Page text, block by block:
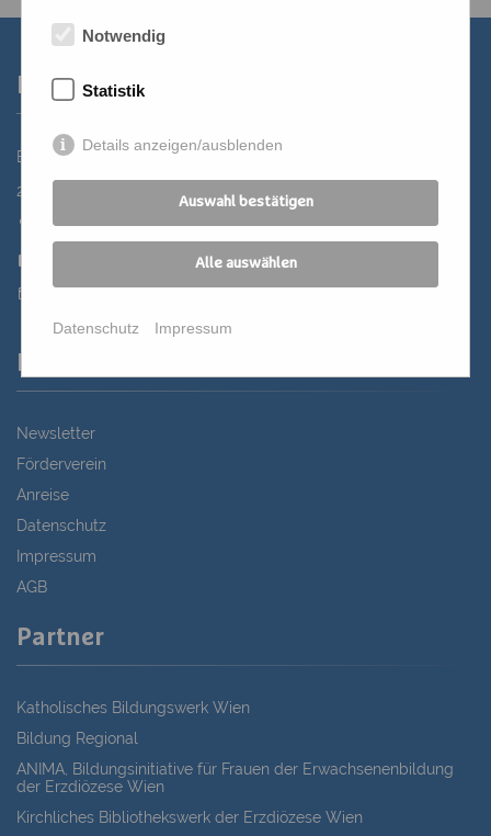
Kontakt
Bildungszentrum St. Bernhard der Erzdiözese Wien
2700 Wiener Neustadt, Domplatz 1
02622 29131
st.bernhard@edw.or.at
Newsletter
Förderverein
Anreise
Datenschutz
Impressum
AGB
Partner
Katholisches Bildungswerk Wien
Bildung Regional
ANIMA, Bildungsinitiative für Frauen der Erwachsenenbildung
der Erzdiözese Wien
Kirchliches Bibliothekswerk der Erzdiözese Wien
Notwendig
Statistik
Details anzeigen/ausblenden
Auswahl bestätigen
Alle auswählen
Datenschutz Impressum